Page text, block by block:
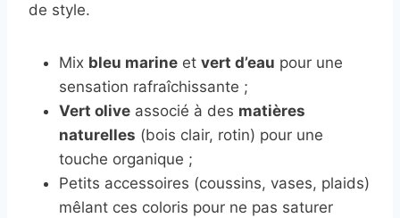
de style.
Mix bleu marine et vert d’eau pour une
sensation rafraîchissante ;
Vert olive associé à des matières
naturelles (bois clair, rotin) pour une
touche organique ;
Petits accessoires (coussins, vases, plaids)
mêlant ces coloris pour ne pas saturer